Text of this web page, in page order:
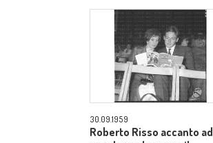
30.09.1959
Roberto Risso accanto ad